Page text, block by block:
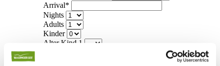
Arrival*
Nights
Adults
Kinder
Alter Kind 1